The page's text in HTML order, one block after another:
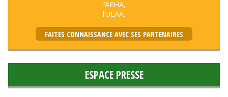
l’AEHA,
l’UEAA.
FAITES CONNAISSANCE AVEC SES PARTENAIRES
ESPACE PRESSE